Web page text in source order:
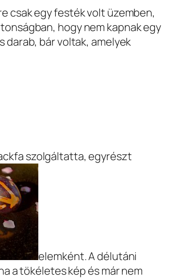
csak egy festék volt üzemben,
hogy nem kapnak egy
darab, bár voltak, amelyek
szolgáltatta, egyrészt
elemként. A délutáni
a tökéletes kép és már nem